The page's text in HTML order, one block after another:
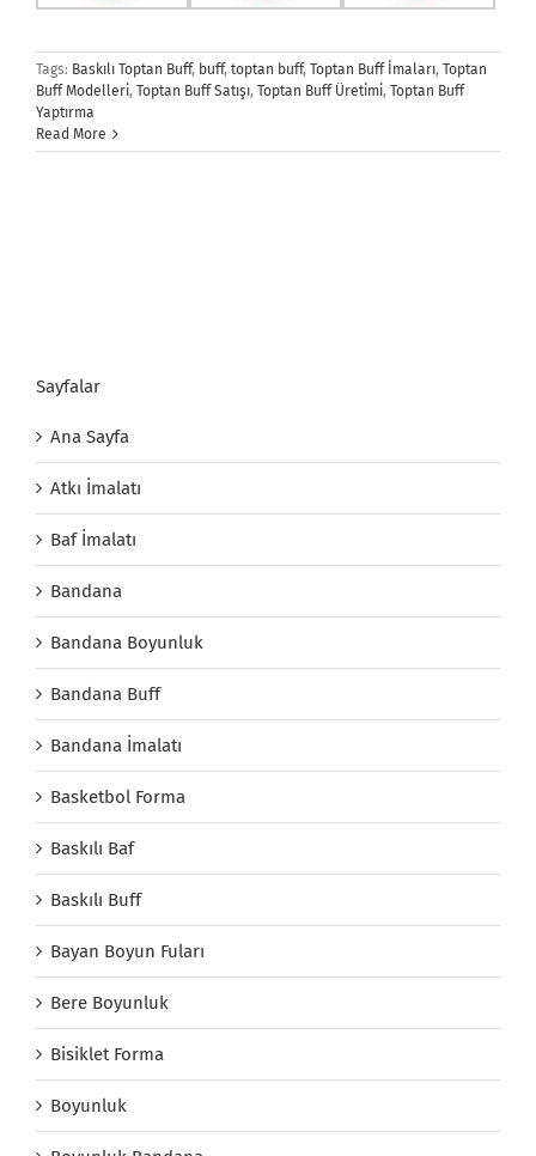
Tags: Baskılı Toptan Buff, buff, toptan buff, Toptan Buff İmaları, Toptan
Buff Modelleri, Toptan Buff Satışı, Toptan Buff Üretimi, Toptan Buff
Yaptırma
Read More
Sayfalar
Ana Sayfa
Atkı İmalatı
Baf İmalatı
Bandana
Bandana Boyunluk
Bandana Buff
Bandana İmalatı
Basketbol Forma
Baskılı Baf
Baskılı Buff
Bayan Boyun Fuları
Bere Boyunluk
Bisiklet Forma
Boyunluk